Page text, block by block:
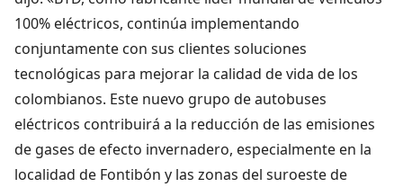
100% eléctricos, continúa implementando
conjuntamente con sus clientes soluciones
tecnológicas para mejorar la calidad de vida de los
colombianos. Este nuevo grupo de autobuses
eléctricos contribuirá a la reducción de las emisiones
de gases de efecto invernadero, especialmente en la
localidad de Fontibón y las zonas del suroeste de